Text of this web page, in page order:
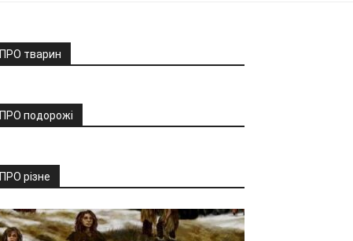
ПРО тварин
ПРО подорожі
ПРО різне